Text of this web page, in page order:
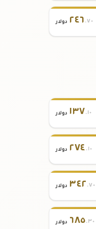
٢٤٦ .٧٠ دولار
١٣٧ .١٠ دولار
٢٧٤ .١٠ دولار
٣٤٢ .٧٠ دولار
٦٨٥.٣٠ دولار